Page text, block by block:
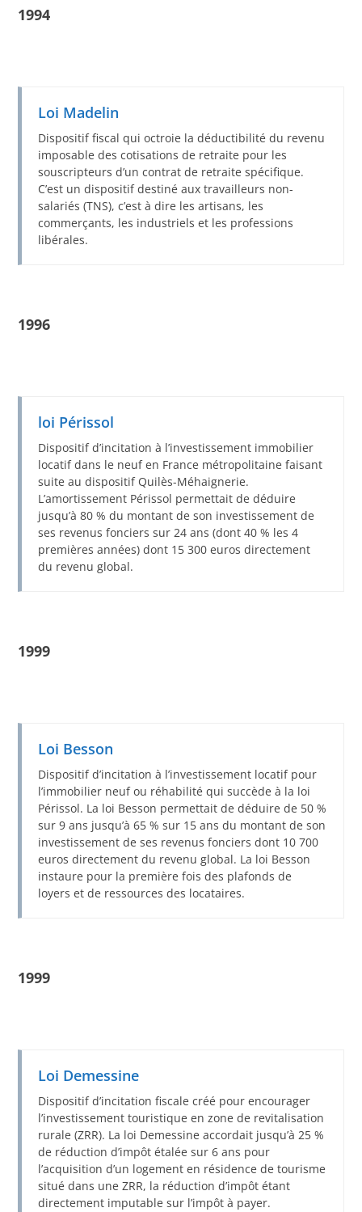
1994
Loi Madelin
Dispositif fiscal qui octroie la déductibilité du revenu
imposable des cotisations de retraite pour les
souscripteurs d’un contrat de retraite spécifique.
C’est un dispositif destiné aux travailleurs non-
salariés (TNS), c’est à dire les artisans, les
commerçants, les industriels et les professions
libérales.
1996
loi Périssol
Dispositif d’incitation à l’investissement immobilier
locatif dans le neuf en France métropolitaine faisant
suite au dispositif Quilès-Méhaignerie.
L’amortissement Périssol permettait de déduire
jusqu’à 80 % du montant de son investissement de
ses revenus fonciers sur 24 ans (dont 40 % les 4
premières années) dont 15 300 euros directement
du revenu global.
1999
Loi Besson
Dispositif d’incitation à l’investissement locatif pour
l’immobilier neuf ou réhabilité qui succède à la loi
Périssol. La loi Besson permettait de déduire de 50 %
sur 9 ans jusqu’à 65 % sur 15 ans du montant de son
investissement de ses revenus fonciers dont 10 700
euros directement du revenu global. La loi Besson
instaure pour la première fois des plafonds de
loyers et de ressources des locataires.
1999
Loi Demessine
Dispositif d’incitation fiscale créé pour encourager
l’investissement touristique en zone de revitalisation
rurale (ZRR). La loi Demessine accordait jusqu’à 25 %
de réduction d’impôt étalée sur 6 ans pour
l’acquisition d’un logement en résidence de tourisme
situé dans une ZRR, la réduction d’impôt étant
directement imputable sur l’impôt à payer.